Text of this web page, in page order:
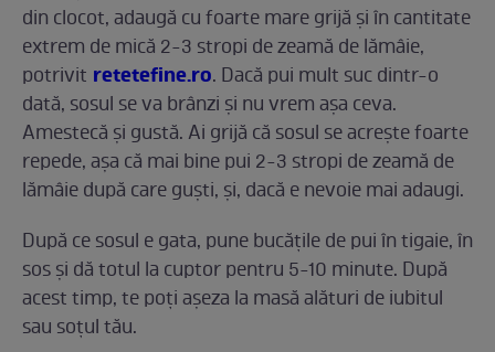
din clocot, adaugă cu foarte mare grijă și în cantitate
extrem de mică 2-3 stropi de zeamă de lămâie,
potrivit retetefine.ro. Dacă pui mult suc dintr-o
dată, sosul se va brânzi și nu vrem așa ceva.
Amestecă și gustă. Ai grijă că sosul se acrește foarte
repede, așa că mai bine pui 2-3 stropi de zeamă de
lămâie după care guști, și, dacă e nevoie mai adaugi.
După ce sosul e gata, pune bucățile de pui în tigaie, în
sos și dă totul la cuptor pentru 5-10 minute. După
acest timp, te poţi aşeza la masă alături de iubitul
sau soţul tău.